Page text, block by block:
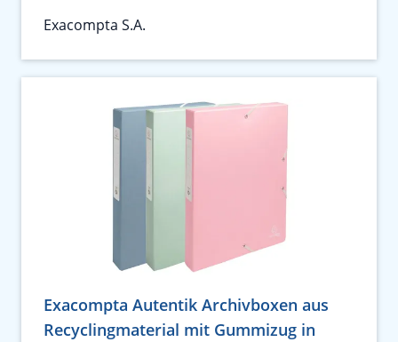
Exacompta S.A.
Exacompta Autentik Archivboxen aus
Recyclingmaterial mit Gummizug in